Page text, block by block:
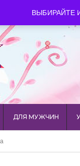
ВЫБИРАЙТЕ
+7 903 544 11 18 г.
ДЛЯ МУЖЧИН